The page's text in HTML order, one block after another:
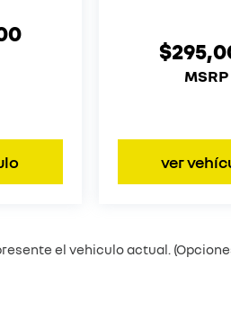
MSRP
ver
el vehiculo actual.